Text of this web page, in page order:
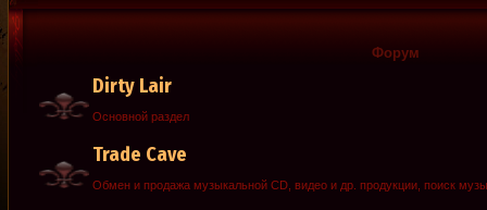
Форум
Dirty Lair
Основной раздел
Trade Cave
Обмен и продажа музыкальной CD, видео и др. продукции, поиск